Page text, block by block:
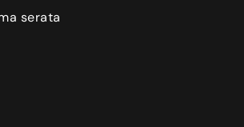
serata